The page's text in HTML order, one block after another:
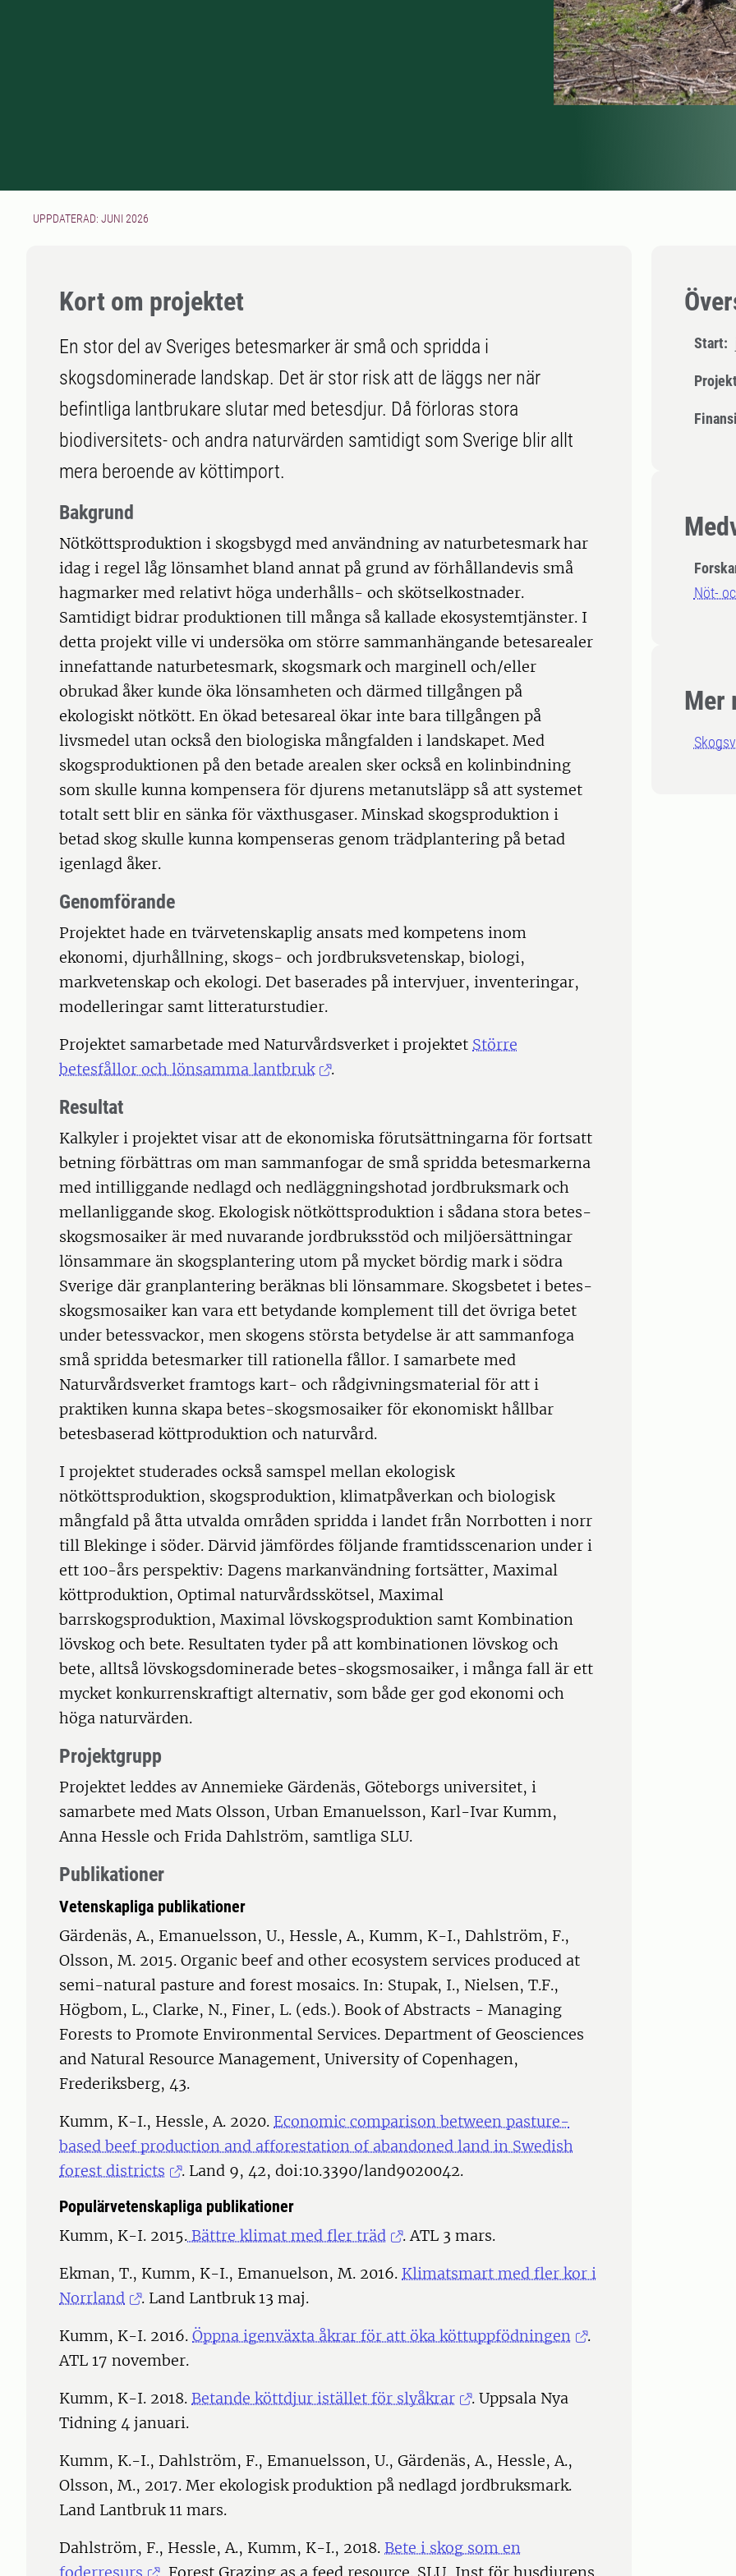
UPPDATERAD: JUNI 2026
Start:
Nöt-
Mer
Kort om projektet
En stor del av Sveriges betesmarker är små och spridda i
skogsdominerade landskap. Det är stor risk att de läggs ner när
befintliga lantbrukare slutar med betesdjur. Då förloras stora
biodiversitets- och andra naturvärden samtidigt som Sverige blir allt
mera beroende av köttimport.
Bakgrund
Nötköttsproduktion i skogsbygd med användning av naturbetesmark har
idag i regel låg lönsamhet bland annat på grund av förhållandevis små
hagmarker med relativt höga underhålls- och skötselkostnader.
Samtidigt bidrar produktionen till många så kallade ekosystemtjänster. I
detta projekt ville vi undersöka om större sammanhängande betesarealer
innefattande naturbetesmark, skogsmark och marginell och/eller
obrukad åker kunde öka lönsamheten och därmed tillgången på
ekologiskt nötkött. En ökad betesareal ökar inte bara tillgången på
livsmedel utan också den biologiska mångfalden i landskapet. Med
skogsproduktionen på den betade arealen sker också en kolinbindning
som skulle kunna kompensera för djurens metanutsläpp så att systemet
totalt sett blir en sänka för växthusgaser. Minskad skogsproduktion i
betad skog skulle kunna kompenseras genom trädplantering på betad
igenlagd åker.
Genomförande
Projektet hade en tvärvetenskaplig ansats med kompetens inom
ekonomi, djurhållning, skogs- och jordbruksvetenskap, biologi,
markvetenskap och ekologi. Det baserades på intervjuer, inventeringar,
modelleringar samt litteraturstudier.
Projektet samarbetade med Naturvårdsverket i projektet Större
betesfållor och lönsamma lantbruk
.
Resultat
Kalkyler i projektet visar att de ekonomiska förutsättningarna för fortsatt
betning förbättras om man sammanfogar de små spridda betesmarkerna
med intilliggande nedlagd och nedläggningshotad jordbruksmark och
mellanliggande skog. Ekologisk nötköttsproduktion i sådana stora betes-
skogsmosaiker är med nuvarande jordbruksstöd och miljöersättningar
lönsammare än skogsplantering utom på mycket bördig mark i södra
Sverige där granplantering beräknas bli lönsammare. Skogsbetet i betes-
skogsmosaiker kan vara ett betydande komplement till det övriga betet
under betessvackor, men skogens största betydelse är att sammanfoga
små spridda betesmarker till rationella fållor. I samarbete med
Naturvårdsverket framtogs kart- och rådgivningsmaterial för att i
praktiken kunna skapa betes-skogsmosaiker för ekonomiskt hållbar
betesbaserad köttproduktion och naturvård.
I projektet studerades också samspel mellan ekologisk
nötköttsproduktion, skogsproduktion, klimatpåverkan och biologisk
mångfald på åtta utvalda områden spridda i landet från Norrbotten i norr
till Blekinge i söder. Därvid jämfördes följande framtidsscenarion under i
ett 100-års perspektiv: Dagens markanvändning fortsätter, Maximal
köttproduktion, Optimal naturvårdsskötsel, Maximal
barrskogsproduktion, Maximal lövskogsproduktion samt Kombination
lövskog och bete. Resultaten tyder på att kombinationen lövskog och
bete, alltså lövskogsdominerade betes-skogsmosaiker, i många fall är ett
mycket konkurrenskraftigt alternativ, som både ger god ekonomi och
höga naturvärden.
Projektgrupp
Projektet leddes av Annemieke Gärdenäs, Göteborgs universitet, i
samarbete med Mats Olsson, Urban Emanuelsson, Karl-Ivar Kumm,
Anna Hessle och Frida Dahlström, samtliga SLU.
Publikationer
Vetenskapliga publikationer
Gärdenäs, A., Emanuelsson, U., Hessle, A., Kumm, K-I., Dahlström, F.,
Olsson, M. 2015. Organic beef and other ecosystem services produced at
semi-natural pasture and forest mosaics. In: Stupak, I., Nielsen, T.F.,
Högbom, L., Clarke, N., Finer, L. (eds.). Book of Abstracts - Managing
Forests to Promote Environmental Services. Department of Geosciences
and Natural Resource Management, University of Copenhagen,
Frederiksberg, 43.
Kumm, K-I., Hessle, A. 2020. Economic comparison between pasture-
based beef production and afforestation of abandoned land in Swedish
forest districts
. Land 9, 42, doi:10.3390/land9020042.
Populärvetenskapliga publikationer
Kumm, K-I. 2015. Bättre klimat med fler träd
. ATL 3 mars.
Ekman, T., Kumm, K-I., Emanuelson, M. 2016. Klimatsmart med fler kor i
Norrland
. Land Lantbruk 13 maj.
Kumm, K-I. 2016. Öppna igenväxta åkrar för att öka köttuppfödningen
.
ATL 17 november.
Kumm, K-I. 2018. Betande köttdjur istället för slyåkrar
. Uppsala Nya
Tidning 4 januari.
Kumm, K.-I., Dahlström, F., Emanuelsson, U., Gärdenäs, A., Hessle, A.,
Olsson, M., 2017. Mer ekologisk produktion på nedlagd jordbruksmark.
Land Lantbruk 11 mars.
Dahlström, F., Hessle, A., Kumm, K-I., 2018. Bete i skog som en